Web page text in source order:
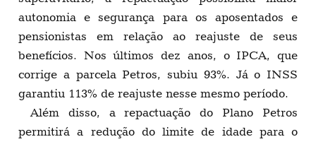
autonomia e segurança para os aposentados e
pensionistas em relação ao reajuste de seus
benefícios. Nos últimos dez anos, o IPCA, que
corrige a parcela Petros, subiu 93%. Já o INSS
garantiu 113% de reajuste nesse mesmo período.
Além disso, a repactuação do Plano Petros
permitirá a redução do limite de idade para o